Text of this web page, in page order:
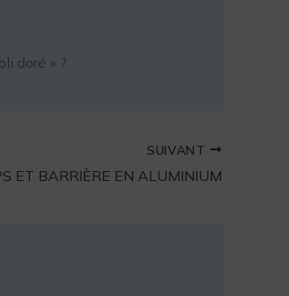
doré » ?
SUIVANT
ET BARRIÈRE EN ALUMINIUM